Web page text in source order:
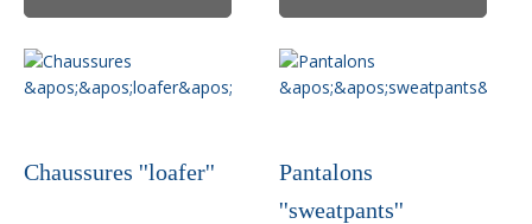
la
page
du
produit
Chaussures ''loafer''
Pantalons
''sweatpants''